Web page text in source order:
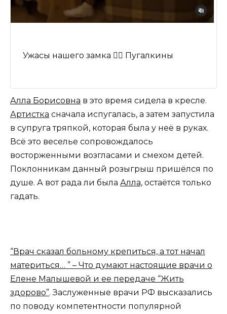
Ужасы нашего замка 🧟‍♂️ Пугалкины
Алла Борисовна в это время сидела в кресле.
Артистка сначала испугалась, а затем запустила
в супруга тряпкой, которая была у неё в руках.
Всё это веселье сопровождалось
восторженными возгласами и смехом детей.
Поклонникам данный розыгрыш пришёлся по
душе. А вот рада ли была Алла, остаётся только
гадать.
“Врач сказал больному крепиться, а тот начал
материться… ” – Что думают настоящие врачи о
Елене Малышевой и ее передаче “Жить
здорово”. Заслуженные врачи РФ высказались
по поводу компетентности популярной